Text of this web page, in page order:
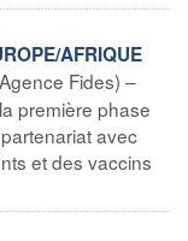
AFRIQUE
Fides) –
première phase
avec
et des vaccins